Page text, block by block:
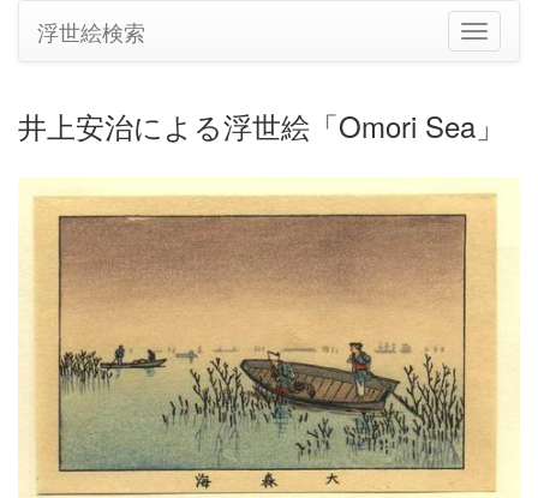
ナ
ビ
シ
ン
の
浮世絵検索
井上安治による浮世絵「Omori Sea」